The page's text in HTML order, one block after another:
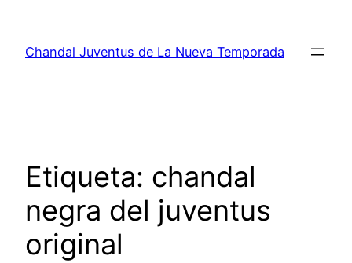
contenido
Chandal Juventus de La Nueva Temporada
Etiqueta: chandal
negra del juventus
original